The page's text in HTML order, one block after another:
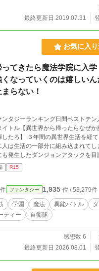
最終更新日 2019.07.31
お気に入
ってきたら魔法学院に入
くなっていくのは嬉しい
らない！
タジーランキング日間ベストテン入り
トル【異世界から帰ったらなぜか
て日本に戻ってき
は生活の一部分に組み込まれて
発生したダンジョンアタックを目
られてしまう。ガックリと項垂れ
学院長と名乗る人物。喜び勇んで
無茶振りが過ぎる。異世界でも経
々と駆り出される兄妹。さらに二
がどんどん現れては学院での日常
の学院生との交流の中ではぐくま
お楽しみください！
R15
ファンタジー 1,935 位 / 53,279件
学園 魔法 異能バトル
ティー 自衛隊
感想数 6
最終更新日 2026.08.01